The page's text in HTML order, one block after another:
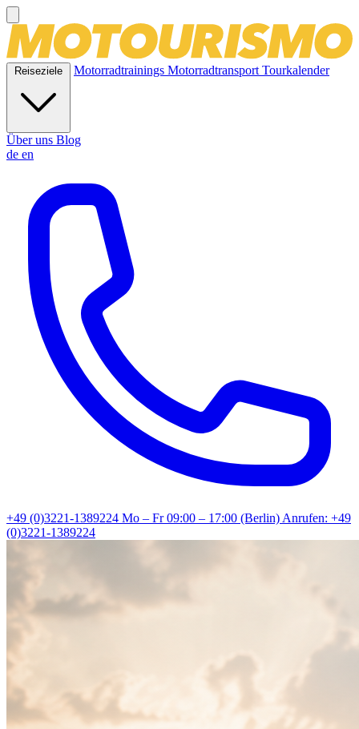
Reiseziele Motorradtrainings MotorradtransportTourkalender
Über uns Blog
de en
+49 (0)3221-1389224 Mo – Fr 09:00 – 17:00 (Berlin)Anrufen: +49
(0)3221-1389224